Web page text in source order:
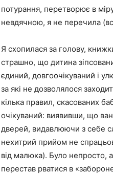
потурання, перетворює в
невдячною, я не перечила
Я схопилася за голову,
страшно, що дитина
єдиний, довгоочікуваний і
за які не дозволялося
кілька правил, скасованих
очікуваний: виявивши, що
дверей, видавлюючи з себе
нехитрий прийом не
від малюка). Було непросто,
перестав рватися в